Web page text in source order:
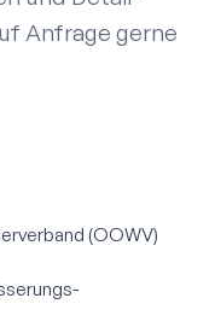
Anfrage gerne
(OOWV)